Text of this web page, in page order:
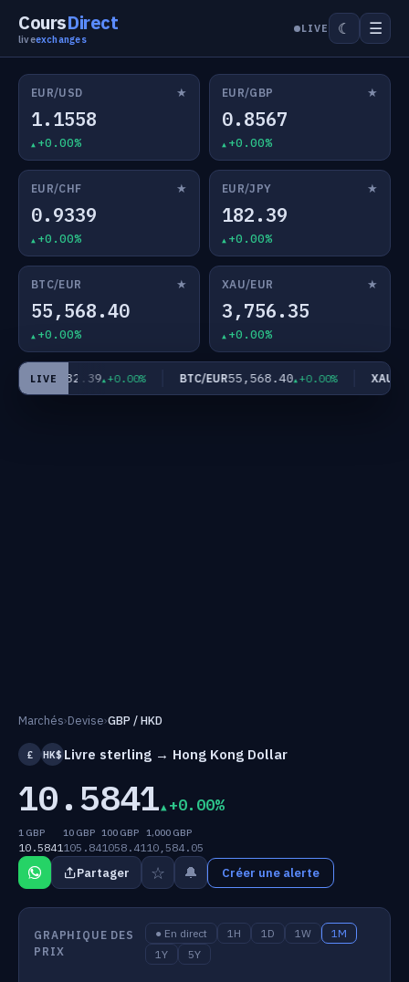
CoursDirect
liveexchanges
LIVE ☾ ☰
EUR/USD ★
1.1558
+0.00%
EUR/GBP ★
0.8567
+0.00%
EUR/CHF ★
0.9339
+0.00%
EUR/JPY ★
182.39
+0.00%
BTC/EUR ★
55,568.40
+0.00%
XAU/EUR ★
3,756.35
+0.00%
LIVE
EUR/JPY182.39 +0.00% BTC/EUR55,568.40 +0.00% XAU/
Marchés›Devise›GBP / HKD
£ HK$ Livre sterling → Hong Kong Dollar
10.5841 +0.00%
1 GBP
10.5841
10 GBP
105.84
100 GBP
1058.41
1,000 GBP
10,584.05
Partager ☆ 🔔 Créer une alerte
GRAPHIQUE DES
PRIX
● En direct 1H 1D 1W
1M
1Y
5Y